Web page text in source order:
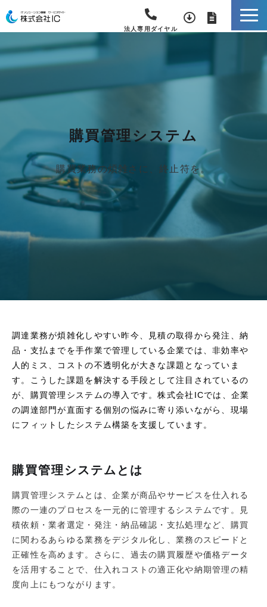
法人専用ダイヤル
購買管理システム
購買業務の煩雑さに、終止符を。
調達業務が煩雑化しやすい昨今、見積の取得から発注、納
品・支払までを手作業で管理している企業では、非効率や
人的ミス、コストの不透明化が大きな課題となっていま
す。こうした課題を解決する手段として注目されているの
が、購買管理システムの導入です。株式会社ICでは、企業
の調達部門が直面する個別の悩みに寄り添いながら、現場
にフィットしたシステム構築を支援しています。
購買管理システムとは
購買管理システムとは、企業が商品やサービスを仕入れる
際の一連のプロセスを一元的に管理するシステムです。見
積依頼・業者選定・発注・納品確認・支払処理など、購買
に関わるあらゆる業務をデジタル化し、業務のスピードと
正確性を高めます。さらに、過去の購買履歴や価格データ
を活用することで、仕入れコストの適正化や納期管理の精
度向上にもつながります。